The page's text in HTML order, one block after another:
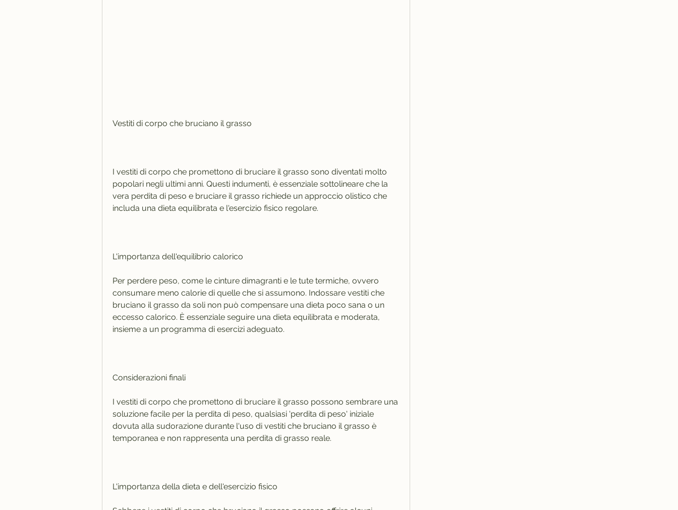
Vestiti di corpo che bruciano il grasso
I vestiti di corpo che promettono di bruciare il grasso sono diventati molto
popolari negli ultimi anni. Questi indumenti, è essenziale sottolineare che la
vera perdita di peso e bruciare il grasso richiede un approccio olistico che
includa una dieta equilibrata e l'esercizio fisico regolare.
L'importanza dell'equilibrio calorico
Per perdere peso, come le cinture dimagranti e le tute termiche, ovvero
consumare meno calorie di quelle che si assumono. Indossare vestiti che
bruciano il grasso da soli non può compensare una dieta poco sana o un
eccesso calorico. È essenziale seguire una dieta equilibrata e moderata,
insieme a un programma di esercizi adeguato.
Considerazioni finali
I vestiti di corpo che promettono di bruciare il grasso possono sembrare una
soluzione facile per la perdita di peso, qualsiasi 'perdita di peso' iniziale
dovuta alla sudorazione durante l'uso di vestiti che bruciano il grasso è
temporanea e non rappresenta una perdita di grasso reale.
L'importanza della dieta e dell'esercizio fisico